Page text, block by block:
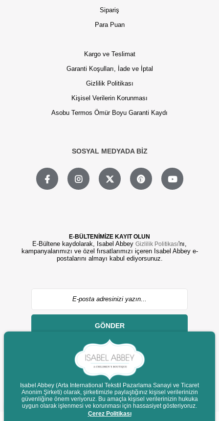
Sipariş
Para Puan
Kargo ve Teslimat
Garanti Koşulları, İade ve İptal
Gizlilik Politikası
Kişisel Verilerin Korunması
Asobu Termos Ömür Boyu Garanti Kaydı
SOSYAL MEDYADA BİZ
E-BÜLTENİMİZE KAYIT OLUN
E-Bültene kaydolarak, Isabel Abbey Gizlilik Politikası'nı,
kampanyalarımızı ve özel fırsatlarımızı içeren Isabel Abbey e-
postalarını almayı kabul ediyorsunuz.
GÖNDER
© 2022 isabelabbey.com - Tüm Hakları Saklıdır.
Destek
Isabel Abbey (Arta International Tekstil Pazarlama Sanayi ve Ticaret
Anonim Şirketi) olarak, şirketimizle paylaştığınız kişisel verilerinizin
güvenliğine önem veriyoruz. Bu amaçla kişisel verilerinizin hukuka
uygun olarak işlenmesi ve korunması için hassasiyet gösteriyoruz.
Çerez Politikası